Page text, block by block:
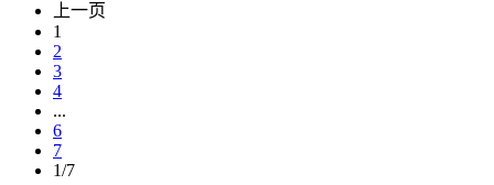
上一页
1
2
3
4
...
6
7
1/7